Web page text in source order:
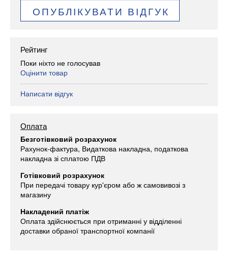
ОПУБЛІКУВАТИ ВІДГУК
Рейтинг
Поки ніхто не голосував
Оцінити товар
Написати відгук
Оплата
Безготівковий розрахунок
Рахунок-фактура, Видаткова накладна, податкова
накладна зі сплатою ПДВ
Готівковий розрахунок
При передачі товару кур'єром або ж самовивозі з
магазину
Накладений платіж
Оплата здійснюється при отриманні у відділенні
доставки обраної транспортної компанії